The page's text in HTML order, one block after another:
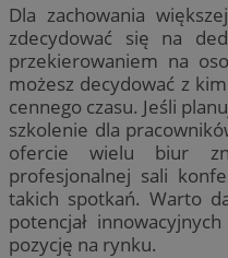
Dla zachowania
zdecydować się na
przekierowaniem na
możesz decydować z
cennego czasu. Jeśli
szkolenie dla
ofercie wielu biur
profesjonalnej sali
takich spotkań. Warto
potencjał
pozycję na rynku.